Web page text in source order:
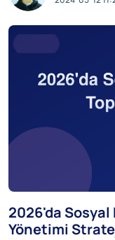
2026'da
Yönetimi